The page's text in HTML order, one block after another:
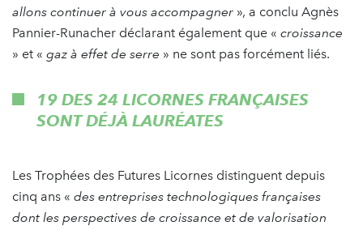
allons continuer à vous accompagner », a conclu Agnès
Pannier-Runacher déclarant également que « croissance
» et « gaz à effet de serre » ne sont pas forcément liés.
19 DES 24 LICORNES FRANÇAISES
SONT DÉJÀ LAURÉATES
Les Trophées des Futures Licornes distinguent depuis
cinq ans « des entreprises technologiques françaises
dont les perspectives de croissance et de valorisation